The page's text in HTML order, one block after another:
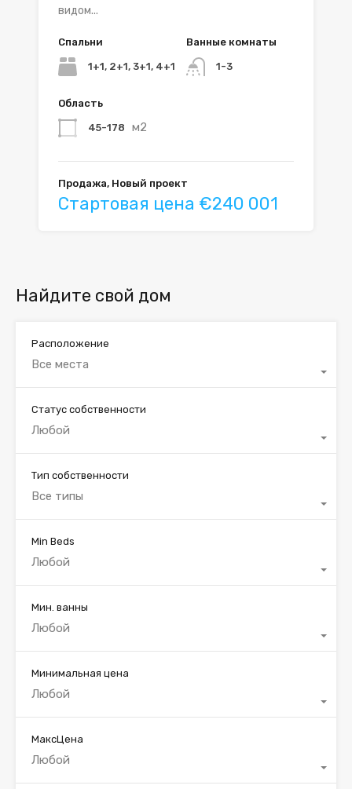
видом...
Спальни
1+1, 2+1, 3+1, 4+1
Ванные комнаты
1-3
Область
45-178 м2
Продажа, Новый проект
Стартовая цена €240 001
Найдите свой дом
Расположение
Все места
Статус собственности
Любой
Тип собственности
Все типы
Min Beds
Любой
Мин. ванны
Любой
Минимальная цена
Любой
МаксЦена
Любой